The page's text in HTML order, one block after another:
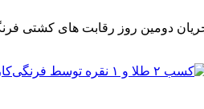
دومین روز رقابت های کشتی فرنگی